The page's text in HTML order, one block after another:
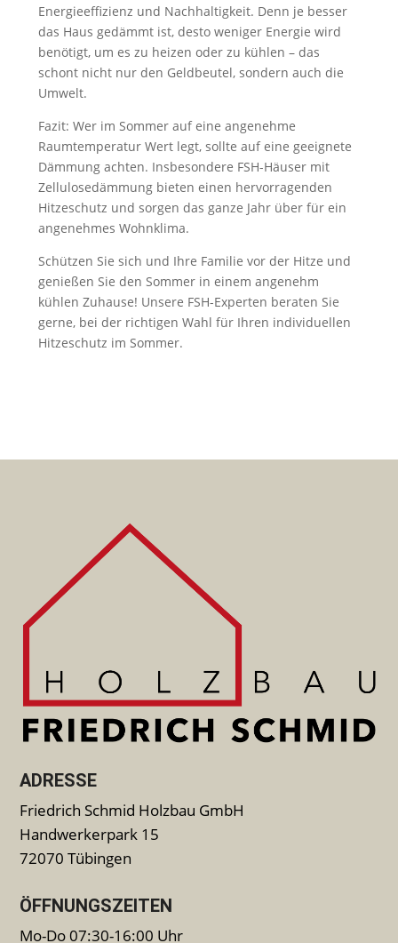
Energieeffizienz und Nachhaltigkeit. Denn je besser
das Haus gedämmt ist, desto weniger Energie wird
benötigt, um es zu heizen oder zu kühlen – das
schont nicht nur den Geldbeutel, sondern auch die
Umwelt.
Fazit: Wer im Sommer auf eine angenehme
Raumtemperatur Wert legt, sollte auf eine geeignete
Dämmung achten. Insbesondere FSH-Häuser mit
Zellulosedämmung bieten einen hervorragenden
Hitzeschutz und sorgen das ganze Jahr über für ein
angenehmes Wohnklima.
Schützen Sie sich und Ihre Familie vor der Hitze und
genießen Sie den Sommer in einem angenehm
kühlen Zuhause! Unsere FSH-Experten beraten Sie
gerne, bei der richtigen Wahl für Ihren individuellen
Hitzeschutz im Sommer.
ADRESSE
Friedrich Schmid Holzbau GmbH
Handwerkerpark 15
72070 Tübingen
ÖFFNUNGSZEITEN
Mo-Do 07:30-16:00 Uhr